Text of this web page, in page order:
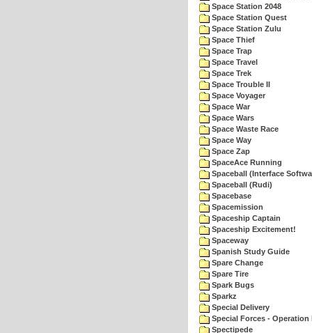
Space Station 2048
Space Station Quest
Space Station Zulu
Space Thief
Space Trap
Space Travel
Space Trek
Space Trouble II
Space Voyager
Space War
Space Wars
Space Waste Race
Space Way
Space Zap
SpaceAce Running
Spaceball (Interface
Spaceball (Rudi)
Spacebase
Spacemission
Spaceship Captain
Spaceship Excitement!
Spaceway
Spanish Study Guide
Spare Change
Spare Tire
Spark Bugs
Sparkz
Special Delivery
Special Forces - Operation
Spectipede